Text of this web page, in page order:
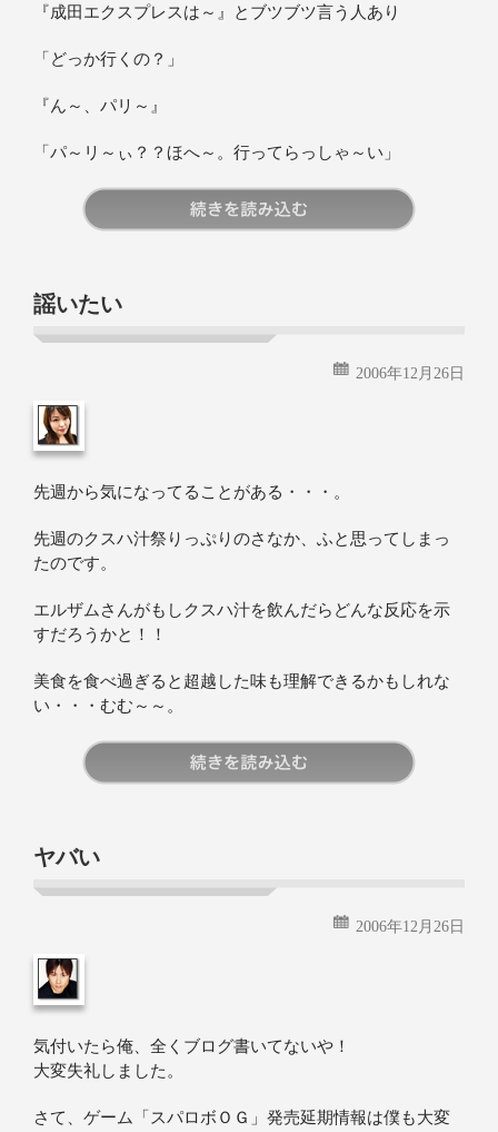
『成田エクスプレスは～』とブツブツ言う人あり
「どっか行くの？」
『ん～、パリ～』
「パ～リ～ぃ？？ほへ～。行ってらっしゃ～い」
謡いたい
2006年12月26日
先週から気になってることがある・・・。
先週のクスハ汁祭りっぷりのさなか、ふと思ってしまっ
たのです。
エルザムさんがもしクスハ汁を飲んだらどんな反応を示
すだろうかと！！
美食を食べ過ぎると超越した味も理解できるかもしれな
い・・・むむ～～。
ヤバい
2006年12月26日
気付いたら俺、全くブログ書いてないや！
大変失礼しました。
さて、ゲーム「スパロボＯＧ」発売延期情報は僕も大変